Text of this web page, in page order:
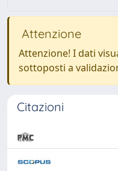
Attenzione
Attenzione! I dati
sottoposti a
Citazioni